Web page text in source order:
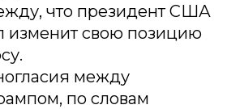
что президент США
изменит свою позицию
между
по словам